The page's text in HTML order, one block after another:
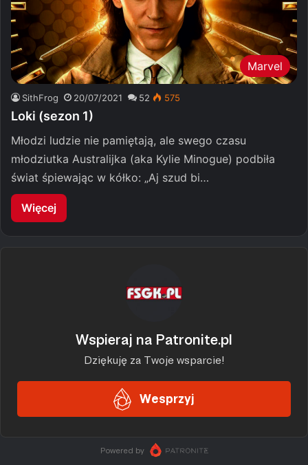
Marvel
SithFrog 20/07/2021 52 575
Loki (sezon 1)
Młodzi ludzie nie pamiętają, ale swego czasu
młodziutka Australijka (aka Kylie Minogue) podbiła
świat śpiewając w kółko: „Aj szud bi…
Więcej